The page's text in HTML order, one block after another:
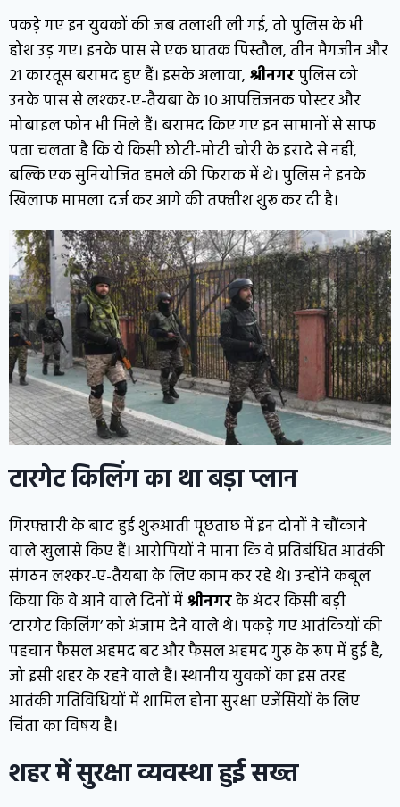
पकड़े गए इन युवकों की जब तलाशी ली गई, तो पुलिस के भी
होश उड़ गए। इनके पास से एक घातक पिस्तौल, तीन मैगजीन और
21 कारतूस बरामद हुए हैं। इसके अलावा,श्रीनगरपुलिस को
उनके पास से लश्कर-ए-तैयबा के 10 आपत्तिजनक पोस्टर और
मोबाइल फोन भी मिले हैं। बरामद किए गए इन सामानों से साफ
पता चलता है कि ये किसी छोटी-मोटी चोरी के इरादे से नहीं,
बल्कि एक सुनियोजित हमले की फिराक में थे। पुलिस ने इनके
खिलाफ मामला दर्ज कर आगे की तफ्तीश शुरू कर दी है।
टारगेट किलिंग का था बड़ा प्लान
गिरफ्तारी के बाद हुई शुरुआती पूछताछ में इन दोनों ने चौंकाने
वाले खुलासे किए हैं। आरोपियों ने माना कि वे प्रतिबंधित आतंकी
संगठन लश्कर-ए-तैयबा के लिए काम कर रहे थे। उन्होंने कबूल
किया कि वे आने वाले दिनों मेंश्रीनगरके अंदर किसी बड़ी
‘टारगेट किलिंग’ को अंजाम देने वाले थे। पकड़े गए आतंकियों की
पहचान फैसल अहमद बट और फैसल अहमद गुरू के रूप में हुई है,
जो इसी शहर के रहने वाले हैं। स्थानीय युवकों का इस तरह
आतंकी गतिविधियों में शामिल होना सुरक्षा एजेंसियों के लिए
चिंता का विषय है।
शहर में सुरक्षा व्यवस्था हुई सख्त